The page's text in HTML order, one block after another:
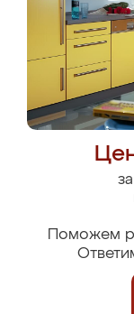
за
Поможем